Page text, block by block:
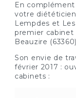
En
votre
Lempdes et
premier cabinet
Beauzire
Son envie de
février 2017 :
cabinets :